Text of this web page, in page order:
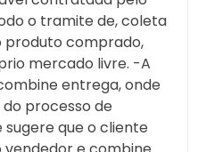
o tramite de, coleta
produto comprado,
mercado livre. -A
entrega, onde
processo de
que o cliente